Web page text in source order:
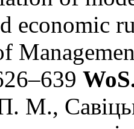
economic
М.,